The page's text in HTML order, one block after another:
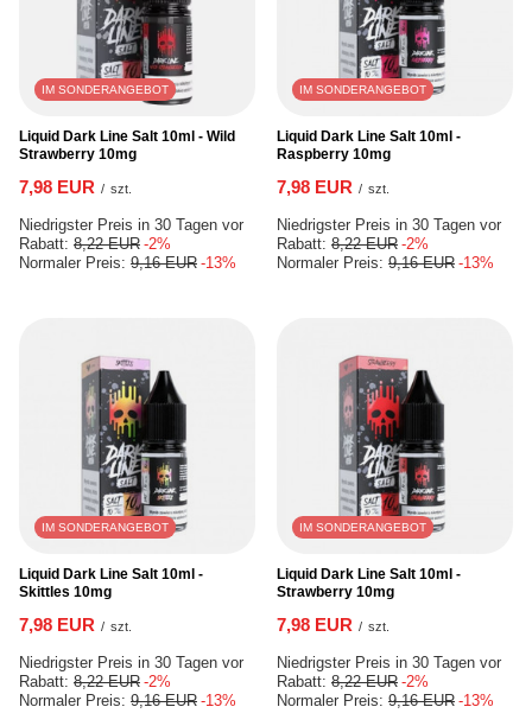
IM SONDERANGEBOT
Liquid Dark Line Salt 10ml - Wild
Strawberry 10mg
7,98 EUR / szt.
Niedrigster Preis in 30 Tagen vor
Rabatt: 8,22 EUR -2%
Normaler Preis: 9,16 EUR -13%
IM SONDERANGEBOT
Liquid Dark Line Salt 10ml -
Raspberry 10mg
7,98 EUR / szt.
Niedrigster Preis in 30 Tagen vor
Rabatt: 8,22 EUR -2%
Normaler Preis: 9,16 EUR -13%
IM SONDERANGEBOT
Liquid Dark Line Salt 10ml -
Skittles 10mg
7,98 EUR / szt.
Niedrigster Preis in 30 Tagen vor
Rabatt: 8,22 EUR -2%
Normaler Preis: 9,16 EUR -13%
IM SONDERANGEBOT
Liquid Dark Line Salt 10ml -
Strawberry 10mg
7,98 EUR / szt.
Niedrigster Preis in 30 Tagen vor
Rabatt: 8,22 EUR -2%
Normaler Preis: 9,16 EUR -13%